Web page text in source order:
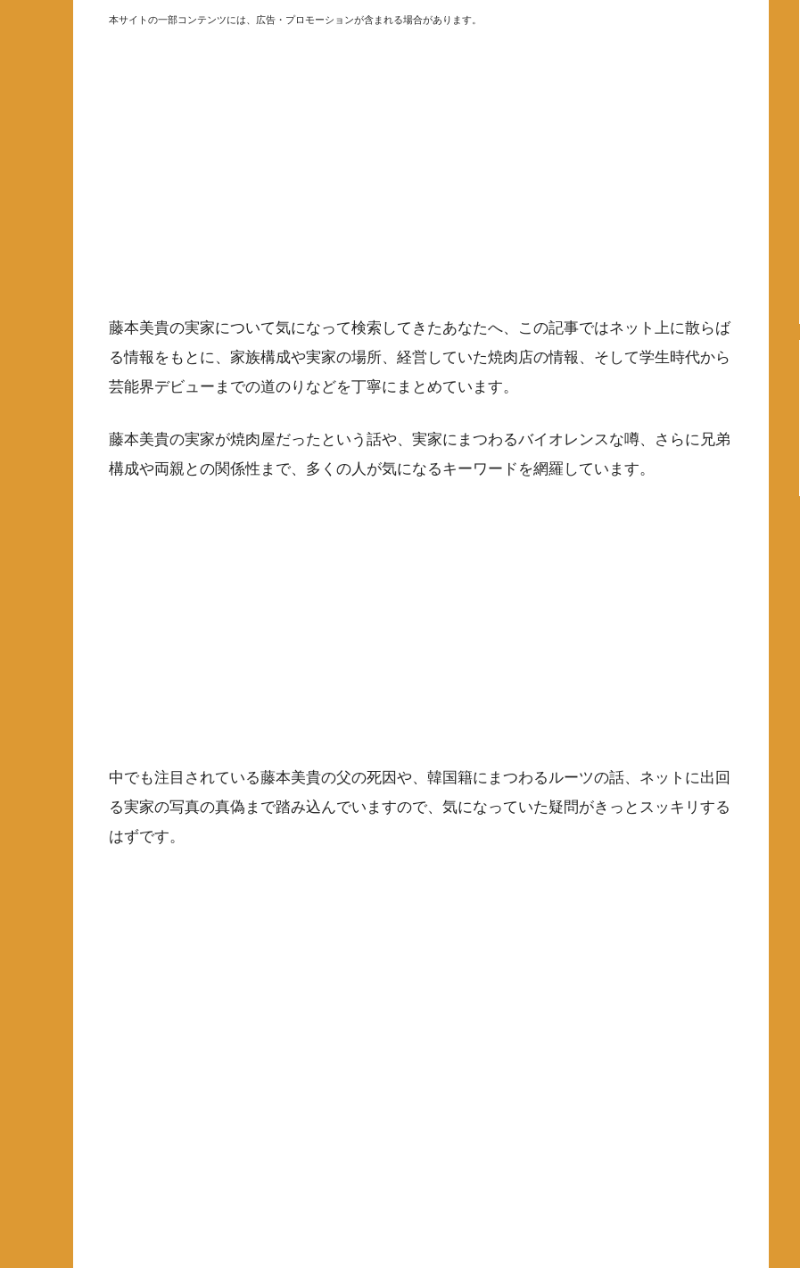
本サイトの一部コンテンツには、広告・プロモーションが含まれる場合があります。
藤本美貴の実家について気になって検索してきたあなたへ、この記事ではネット上に散らば
る情報をもとに、家族構成や実家の場所、経営していた焼肉店の情報、そして学生時代から
芸能界デビューまでの道のりなどを丁寧にまとめています。
藤本美貴の実家が焼肉屋だったという話や、実家にまつわるバイオレンスな噂、さらに兄弟
構成や両親との関係性まで、多くの人が気になるキーワードを網羅しています。
中でも注目されている藤本美貴の父の死因や、韓国籍にまつわるルーツの話、ネットに出回
る実家の写真の真偽まで踏み込んでいますので、気になっていた疑問がきっとスッキリする
はずです。